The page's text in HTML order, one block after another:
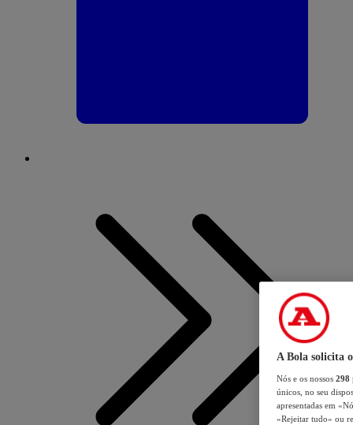
A Bola solicita
Nós e os nossos 298
únicos, no seu
apresentadas em
«Rejeitar tudo» ou